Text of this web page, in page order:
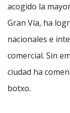
acogido la
Gran Vía, ha
nacionales e
comercial. Sin
ciudad ha
botxo.